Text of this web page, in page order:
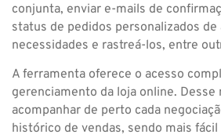
conjunta, enviar e-mails de
status de pedidos personalizados de
necessidades e rastreá-los, entre
A ferramenta oferece o acesso
gerenciamento da loja online. Desse
acompanhar de perto cada
histórico de vendas, sendo mais